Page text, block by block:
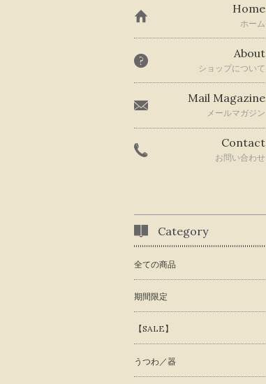
Home
ホーム
About
ショップについて
Mail Magazine
メールマガジン
Contact
お問い合わせ
Category
全ての商品
期間限定
【SALE】
うつわ／器